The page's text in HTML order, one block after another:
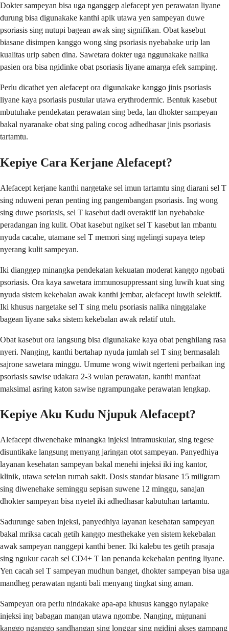
Dokter sampeyan bisa uga nganggep alefacept yen perawatan liyane
durung bisa digunakake kanthi apik utawa yen sampeyan duwe
psoriasis sing nutupi bagean awak sing signifikan. Obat kasebut
biasane disimpen kanggo wong sing psoriasis nyebabake urip lan
kualitas urip saben dina. Sawetara dokter uga nggunakake nalika
pasien ora bisa ngidinke obat psoriasis liyane amarga efek samping.
Perlu dicathet yen alefacept ora digunakake kanggo jinis psoriasis
liyane kaya psoriasis pustular utawa erythrodermic. Bentuk kasebut
mbutuhake pendekatan perawatan sing beda, lan dhokter sampeyan
bakal nyaranake obat sing paling cocog adhedhasar jinis psoriasis
tartamtu.
Kepiye Cara Kerjane Alefacept?
Alefacept kerjane kanthi nargetake sel imun tartamtu sing diarani sel T
sing nduweni peran penting ing pangembangan psoriasis. Ing wong
sing duwe psoriasis, sel T kasebut dadi overaktif lan nyebabake
peradangan ing kulit. Obat kasebut ngiket sel T kasebut lan mbantu
nyuda cacahe, utamane sel T memori sing ngelingi supaya tetep
nyerang kulit sampeyan.
Iki dianggep minangka pendekatan kekuatan moderat kanggo ngobati
psoriasis. Ora kaya sawetara immunosuppressant sing luwih kuat sing
nyuda sistem kekebalan awak kanthi jembar, alefacept luwih selektif.
Iki khusus nargetake sel T sing melu psoriasis nalika ninggalake
bagean liyane saka sistem kekebalan awak relatif utuh.
Obat kasebut ora langsung bisa digunakake kaya obat penghilang rasa
nyeri. Nanging, kanthi bertahap nyuda jumlah sel T sing bermasalah
sajrone sawetara minggu. Umume wong wiwit ngerteni perbaikan ing
psoriasis sawise udakara 2-3 wulan perawatan, kanthi manfaat
maksimal asring katon sawise ngrampungake perawatan lengkap.
Kepiye Aku Kudu Njupuk Alefacept?
Alefacept diwenehake minangka injeksi intramuskular, sing tegese
disuntikake langsung menyang jaringan otot sampeyan. Panyedhiya
layanan kesehatan sampeyan bakal menehi injeksi iki ing kantor,
klinik, utawa setelan rumah sakit. Dosis standar biasane 15 miligram
sing diwenehake seminggu sepisan suwene 12 minggu, sanajan
dhokter sampeyan bisa nyetel iki adhedhasar kabutuhan tartamtu.
Sadurunge saben injeksi, panyedhiya layanan kesehatan sampeyan
bakal mriksa cacah getih kanggo mesthekake yen sistem kekebalan
awak sampeyan nanggepi kanthi bener. Iki kalebu tes getih prasaja
sing ngukur cacah sel CD4+ T lan penanda kekebalan penting liyane.
Yen cacah sel T sampeyan mudhun banget, dhokter sampeyan bisa uga
mandheg perawatan nganti bali menyang tingkat sing aman.
Sampeyan ora perlu nindakake apa-apa khusus kanggo nyiapake
injeksi ing babagan mangan utawa ngombe. Nanging, migunani
kanggo nganggo sandhangan sing longgar sing ngidini akses gampang